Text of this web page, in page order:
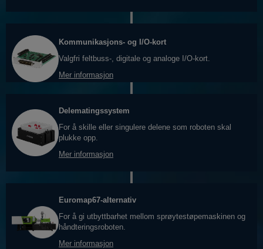
Kommunikasjons- og I/O-kort
Valgfri feltbuss-, digitale og analoge I/O-kort.
Mer informasjon
Delematingssystem
For å skille eller singulere delene som roboten skal
plukke opp.
Mer informasjon
Euromap67-alternativ
For å gi utbyttbarhet mellom sprøytestøpemaskinen og
håndteringsroboten.
Mer informasjon